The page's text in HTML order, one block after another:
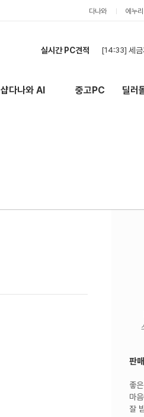
다나와 에누리
실시간 PC견적
[14:01] 현금
라
샵다나와 AI 중고PC 딜러
판
좋
마
잘